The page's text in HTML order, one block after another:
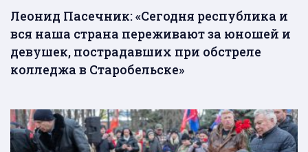
Леонид Пасечник: «Сегодня республика и
вся наша страна переживают за юношей и
девушек, пострадавших при обстреле
колледжа в Старобельске»